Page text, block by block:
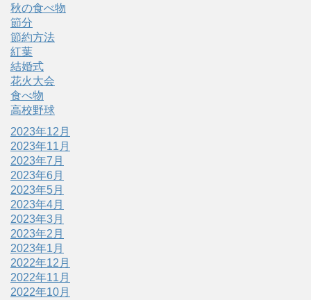
秋の食べ物
節分
節約方法
紅葉
結婚式
花火大会
食べ物
高校野球
2023年12月
2023年11月
2023年7月
2023年6月
2023年5月
2023年4月
2023年3月
2023年2月
2023年1月
2022年12月
2022年11月
2022年10月